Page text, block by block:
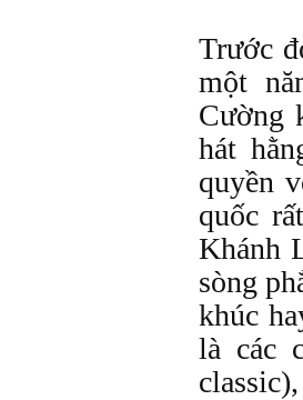
Trước
một
Cường
hát
quyền
quốc
Khánh
sòng
khúc
là các